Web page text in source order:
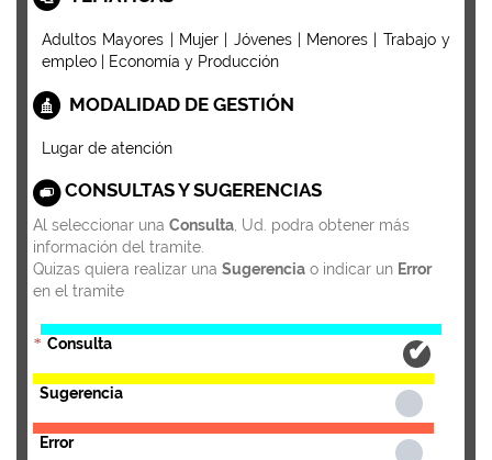
Adultos Mayores | Mujer | Jóvenes | Menores | Trabajo y
empleo | Economía y Producción
MODALIDAD DE GESTIÓN
Lugar de atención
CONSULTAS Y SUGERENCIAS
Al seleccionar una Consulta , Ud. podra obtener más
información del tramite.
Quizas quiera realizar una Sugerencia o indicar un Error
en el tramite
* Consulta
Sugerencia
Error